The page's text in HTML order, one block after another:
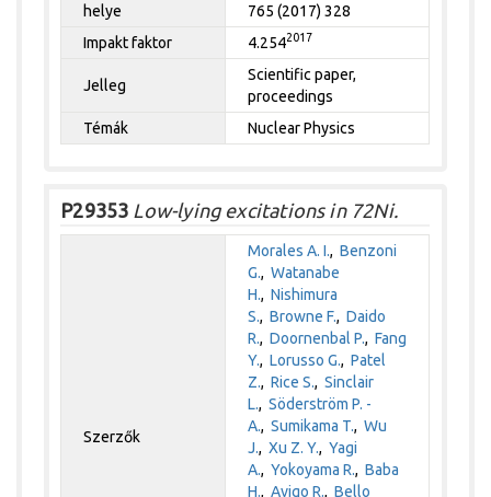
helye
765 (2017) 328
Impakt faktor
4.2542017
Jelleg
Scientific paper,
proceedings
Témák
Nuclear Physics
P29353 Low-lying excitations in 72Ni.
Szerzők
Morales A. I.,Benzoni
G.,Watanabe
H.,Nishimura
S.,Browne F.,Daido
R.,Doornenbal P.,Fang
Y.,Lorusso G.,Patel
Z.,Rice S.,Sinclair
L.,Söderström P. -
A.,Sumikama T.,Wu
J.,Xu Z. Y.,Yagi
A.,Yokoyama R.,Baba
H.,Avigo R.,Bello